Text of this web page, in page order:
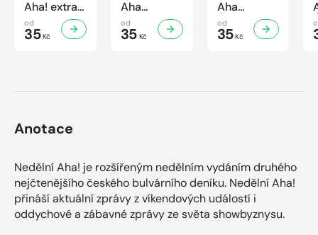
Aha! extra
č.3/2026
Úsporná
od
35Kč
Aha
Úsporná
kuchařka -
od
35Kč
Aha
Úsporná
kuchařka
od
35Kč
Anotace
Nedělní Aha! je rozšířeným nedělním vydáním druhého
nejčtenějšího českého bulvárního deníku. Nedělní Aha!
přináší aktuální zprávy z víkendových událostí i
oddychové a zábavné zprávy ze světa showbyznysu.